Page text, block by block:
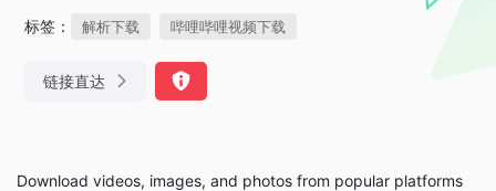
标签： 解析下载 哔哩哔哩视频下载
链接直达
Download videos, images, and photos from popular platforms